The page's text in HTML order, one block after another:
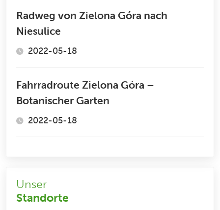
Radweg von Zielona Góra nach
Niesulice
2022-05-18
Fahrradroute Zielona Góra –
Botanischer Garten
2022-05-18
Unser
Standorte